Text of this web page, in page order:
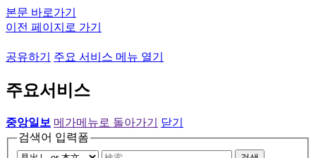
본문 바로가기
이전 페이지로 가기
공유하기 주요 서비스 메뉴 열기
주요서비스
중앙일보 메가메뉴로 돌아가기
닫기
검색어 입력폼